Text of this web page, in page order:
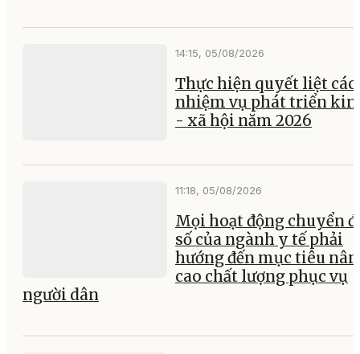
14:15, 05/08/2026
Thực hiện quyết liệt các
nhiệm vụ phát triển
- xã hội năm 2026
11:18, 05/08/2026
Mọi hoạt động chuyển
số của ngành y tế phải
hướng đến mục tiêu
cao chất lượng phục vụ
người dân